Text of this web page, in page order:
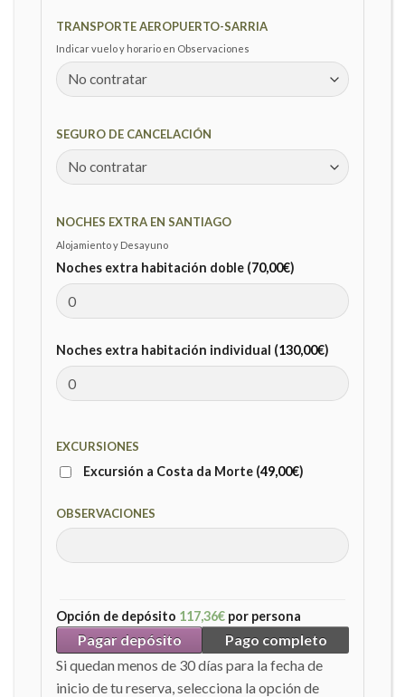
TRANSPORTE AEROPUERTO-SARRIA
Indicar vuelo y horario en Observaciones
SEGURO DE CANCELACIÓN
NOCHES EXTRA EN SANTIAGO
Alojamiento y Desayuno
Noches extra habitación doble (70,00€)
Noches extra habitación individual (130,00€)
EXCURSIONES
Excursión a Costa da Morte (49,00€)
OBSERVACIONES
Opción de depósito 117,36€ por persona
Pagar depósito
Pago completo
Si quedan menos de 30 días para la fecha de
inicio de tu reserva, selecciona la opción de